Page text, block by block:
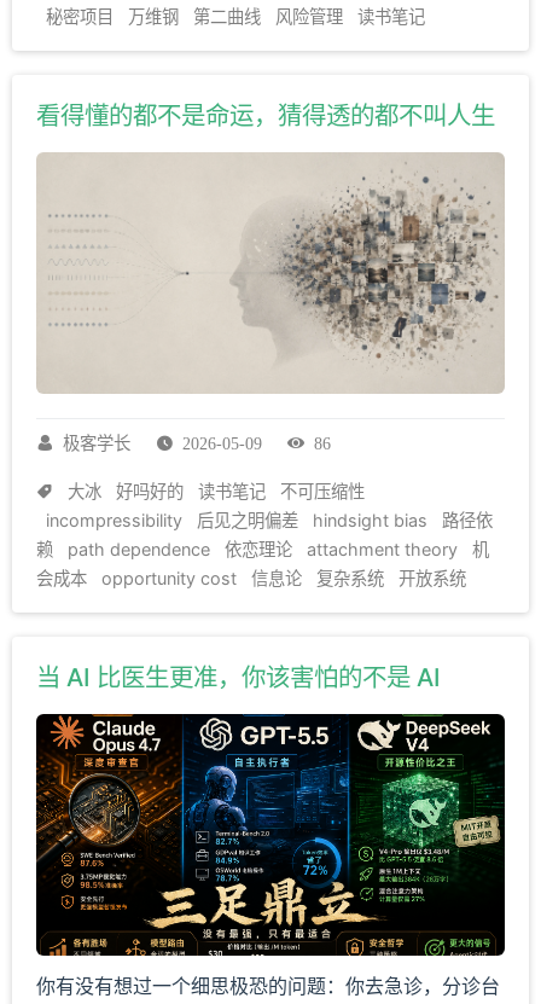
秘密项目
万维钢 第二曲线 风险管理 读书笔记
看得懂的都不是命运，猜得透的都不叫人生
极客学长 2026-05-09 86
大冰 好吗好的 读书笔记
不可压缩性
incompressibility
后见之明偏差 hindsight bias
路径依
赖
path dependence 依恋理论 attachment theory
机
会成本
opportunity cost 信息论 复杂系统 开放系统
当 AI 比医生更准，你该害怕的不是 AI
你有没有想过一个细思极恐的问题：你去急诊，分诊台